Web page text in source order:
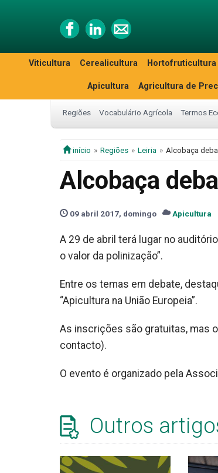
Viticultura Cerealicultura Hortofruticultura
Apicultura Agricultura de
Regiões Vocabulário Agrícola Termos
início Regiões Leiria Alcobaça
Alcobaça
09 abril 2017, domingo Apicultura
A 29 de abril terá lugar no
o valor da polinização”.
Entre os temas em debate,
“Apicultura na União Europeia”.
As inscrições são gratuitas, mas
contacto).
O evento é organizado pela
Outros